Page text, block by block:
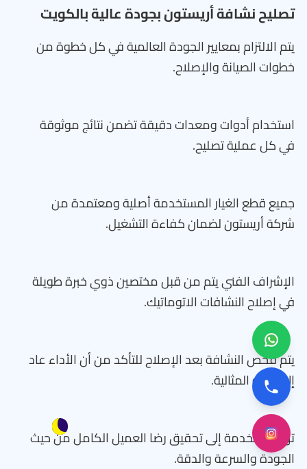
تصليح نشافة أريستون بجودة عالية بالكويت
يتم الالتزام بمعايير الجودة العالمية في كل خطوة من
خطوات الصيانة والإصلاح.
استخدام أدوات ومعدات دقيقة تضمن نتائج موثوقة
في كل عملية تصليح.
جميع قطع الغيار المستخدمة أصلية ومعتمدة من
شركة أريستون لضمان كفاءة التشغيل.
الإشراف الفني يتم من قبل مختصين ذوي خبرة طويلة
في إصلاح النشافات الاتوماتيك.
يتم فحص النشافة بعد الإصلاح للتأكد من أن الأداء عاد
إلى حالته المثالية.
تهدف الخدمة إلى تحقيق رضا العميل الكامل من حيث
الجودة والسرعة والدقة.